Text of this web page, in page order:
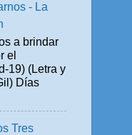
- La
a brindar
el
19) (Letra y
Días
Tres